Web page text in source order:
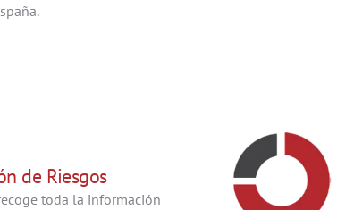
de Riesgos
toda la información